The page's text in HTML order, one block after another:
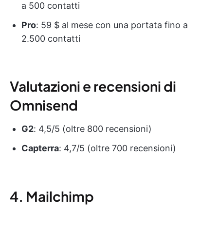
a 500 contatti
Pro: 59 $ al mese con una portata fino a
2.500 contatti
Valutazioni e recensioni di
Omnisend
G2: 4,5/5 (oltre 800 recensioni)
Capterra: 4,7/5 (oltre 700 recensioni)
4. Mailchimp